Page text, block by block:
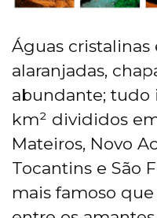
Águas cristalinas
alaranjadas,
abundante; tudo
km² divididos
Mateiros, Novo
Tocantins e São
mais famoso